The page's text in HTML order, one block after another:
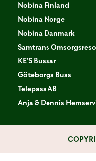
Nobina Finland
Nobina Norge
Nobina Danmark
Samtrans
KE'S Bussar
Göteborgs Buss
Telepass AB
Anja & Dennis